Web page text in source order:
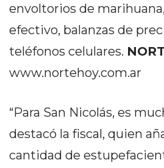
EN
NORTE
HOY
CLAVE
NOTICIAS
ROJAS
envoltorios de
efectivo, balanzas de
teléfonos celulares.
www.nortehoy.com.ar
“Para San Nicolás, es
destacó la fiscal, quien
cantidad de